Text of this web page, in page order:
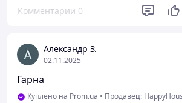
знову вмикати. Я так розумію це
безпеки щоб не було перегріву
Комментарии 0
Александр З.
02.11.2025
Гарна
Куплено на Prom.ua • Продавец: